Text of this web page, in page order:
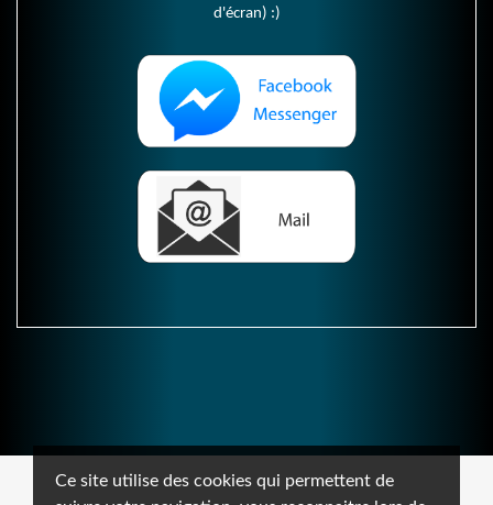
Ce site utilise des cookies qui permettent de
d'écran) :)